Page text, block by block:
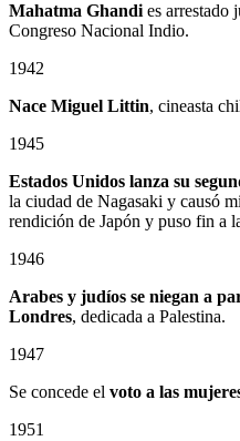
Mahatma Ghandi es arrestado
Congreso Nacional Indio.
1942
Nace Miguel Littin, cineasta
1945
Estados Unidos lanza su
la ciudad de Nagasaki y causó
rendición de Japón y puso fin a
1946
Arabes y judíos se niegan a
Londres, dedicada a Palestina.
1947
Se concede el voto a las
1951